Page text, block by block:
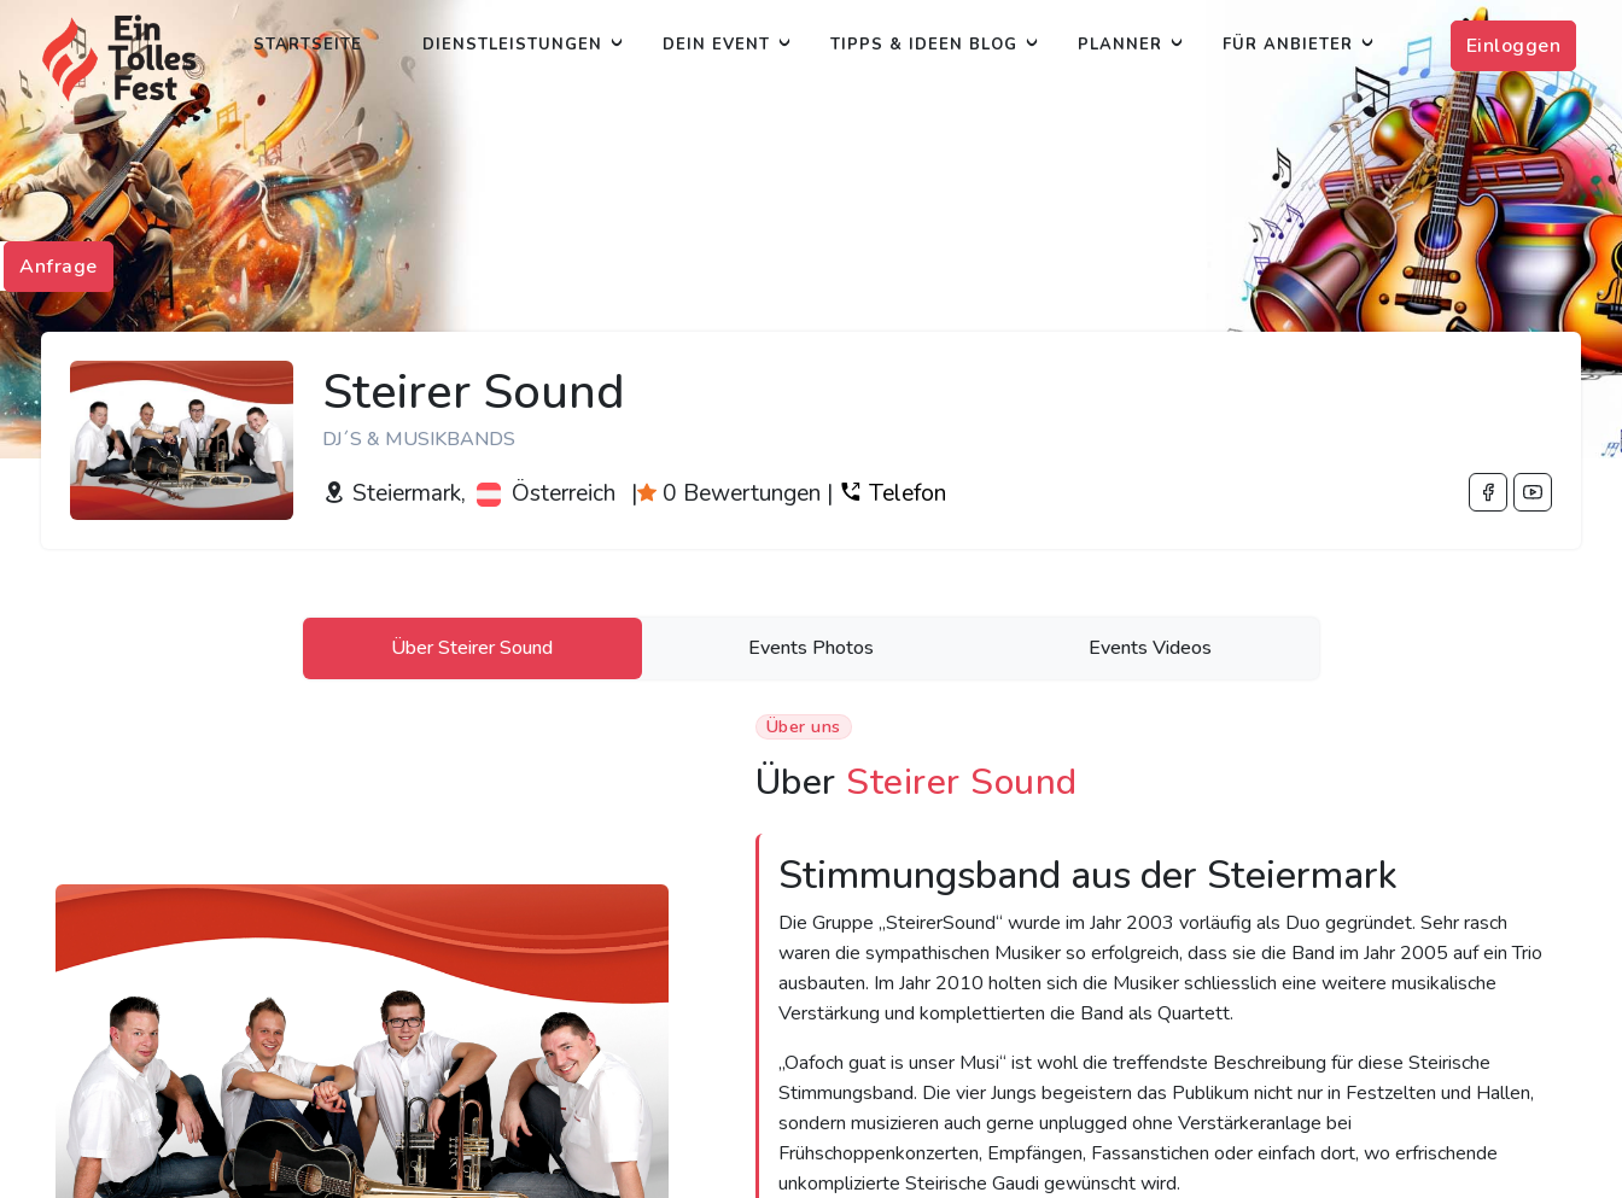
Einloggen
STARTSEITE DIENSTLEISTUNGEN DEIN EVENT TIPPS & IDEEN BLOG PLANNER FÜR ANBIETER
Steirer Sound
DJ´S & MUSIKBANDS
Steiermark, Österreich | 0 Bewertungen | Telefon
Über Steirer Sound Events Photos Events Videos
Über uns
Über Steirer Sound
Stimmungsband aus der Steiermark
Die Gruppe „SteirerSound“ wurde im Jahr 2003 vorläufig als Duo gegründet. Sehr rasch
waren die sympathischen Musiker so erfolgreich, dass sie die Band im Jahr 2005 auf ein Trio
ausbauten. Im Jahr 2010 holten sich die Musiker schliesslich eine weitere musikalische
Verstärkung und komplettierten die Band als Quartett.
„Oafoch guat is unser Musi“ ist wohl die treffendste Beschreibung für diese Steirische
Stimmungsband. Die vier Jungs begeistern das Publikum nicht nur in Festzelten und Hallen,
sondern musizieren auch gerne unplugged ohne Verstärkeranlage bei
Frühschoppenkonzerten, Empfängen, Fassanstichen oder einfach dort, wo erfrischende
unkomplizierte Steirische Gaudi gewünscht wird.
Anfrage